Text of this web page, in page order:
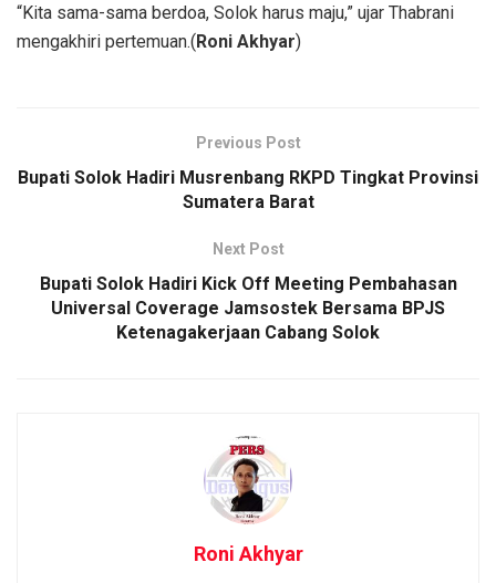
“Kita sama-sama berdoa, Solok harus maju,” ujar Thabrani
mengakhiri pertemuan.(Roni Akhyar)
Previous Post
Bupati Solok Hadiri Musrenbang RKPD Tingkat Provinsi
Sumatera Barat
Next Post
Bupati Solok Hadiri Kick Off Meeting Pembahasan
Universal Coverage Jamsostek Bersama BPJS
Ketenagakerjaan Cabang Solok
Roni Akhyar